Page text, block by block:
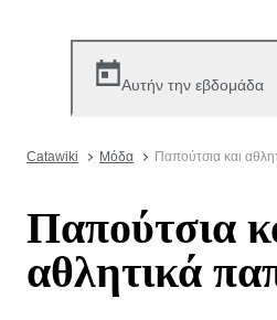
Αυτήν την εβδομάδα
Catawiki Μόδα Παπούτσια και
Παπούτσια
αθλητικά